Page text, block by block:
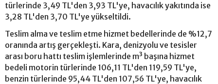
türlerinde 3,49 TL'den 3,93 TL'ye, havacılık yakıtında ise
3,28 TL'den 3,70 TL'ye yükseltildi.
Teslim alma ve teslim etme hizmet bedellerinde de %12,7
oranında artış gerçekleşti. Kara, denizyolu ve tesisler
arası boru hattı teslim işlemlerinde m³ başına hizmet
bedeli motorin türlerinde 106,11 TL'den 119,59 TL'ye,
benzin türlerinde 95,44 TL'den 107,56 TL'ye, havacılık